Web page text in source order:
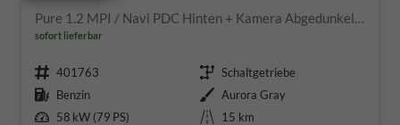
Pure 1.2 MPI / Navi PDC Hinten + Kamera Abgedunkelte Scheiben Tempomat Alu 16"
sofort lieferbar
Fahrzeugnr. 401763 Getriebe Schaltgetriebe
Kraftstoff Benzin Außenfarbe Aurora Gray
Leistung 58 kW (79 PS) Kilometerstand
15 km